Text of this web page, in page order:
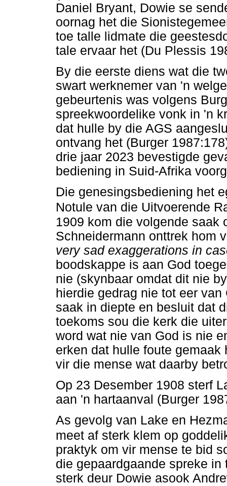
Daniel Bryant, Dowie se
oornag het die
toe talle lidmate die
tale ervaar het (Du Plessis
By die eerste diens wat die
swart werknemer van 'n
gebeurtenis was volgens
spreekwoordelike vonk in 'n
dat hulle by die AGS
ontvang het (Burger
drie jaar 2023 bevestigde
bediening in Suid-Afrika
Die genesingsbediening het
Notule van die Uitvoerende
1909 kom die volgende saak
Schneidermann onttrek hom
very sad exaggerations in
boodskappe is aan God
nie (skynbaar omdat dit nie
hierdie gedrag nie tot eer
saak in diepte en besluit dat
toekoms sou die kerk die
word wat nie van God is nie
erken dat hulle foute
vir die mense wat daarby
Op 23 Desember 1908 sterf
aan 'n hartaanval (Burger
As gevolg van Lake en
meet af sterk klem op
praktyk om vir mense te bid
die gepaardgaande spreke
sterk deur Dowie asook